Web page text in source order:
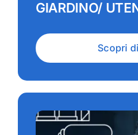
GIARDINO/
Scopri